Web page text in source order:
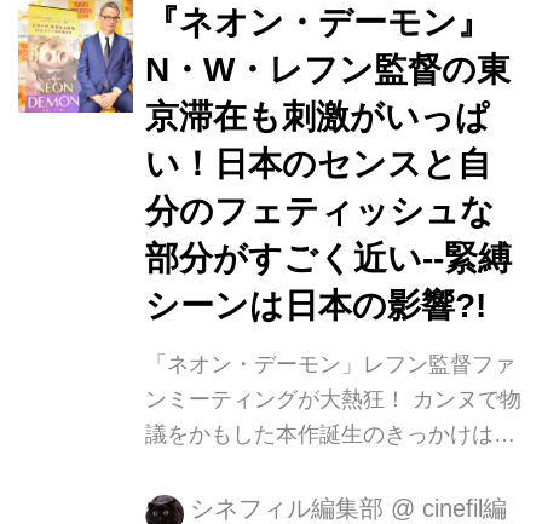
を、白昼夢のような幻想的かつ 煌びや
かな映像で描いた衝撃のサスペンス。
アルマーニ、サンローランなど名だた
るハ イブランドがこぞって衣装協力、
極上の映像美にいっそうの輝きを加え
る。また、透明感あ ふれる愛らしさで
『マレフィセント』のオーロラ姫にな
りきったエル・ファニングが、純真な
少 女が自身の...
『ネオン・デーモン』
N・W・レフン監督の東
京滞在も刺激がいっぱ
い！日本のセンスと自
分のフェティッシュな
部分がすごく近い--緊縛
シーンは日本の影響?!
「ネオン・デーモン」レフン監督ファ
ンミーティングが大熱狂！ カンヌで物
議をかもした本作誕生のきっかけは妻
ができ、130名のファンの熱狂の中 ニ
シネフィル編集部 @ cinefil編